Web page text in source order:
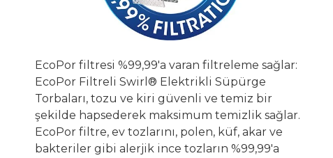
EcoPor filtresi %99,99'a varan filtreleme sağlar:
EcoPor Filtreli Swirl® Elektrikli Süpürge
Torbaları, tozu ve kiri güvenli ve temiz bir
şekilde hapsederek maksimum temizlik sağlar.
EcoPor filtre, ev tozlarını, polen, küf, akar ve
bakteriler gibi alerjik ince tozların %99,99'a